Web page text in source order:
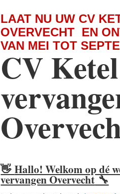
LAAT NU UW CV
OVERVECHT EN
VAN MEI TOT
CV Ketel
👋Hallo! Welkom op dé
vervangen Overvecht🔧